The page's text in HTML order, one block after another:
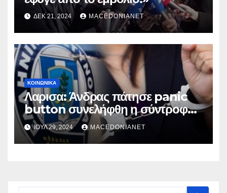
ΔΕΚ 21, 2024 MACEDONIANET
ΚΟΙΝΩΝΙΚΆ
Λαρισα: Άνδρας πάτησε panic
button συνελήφθη η σύντροφός
τουΙΟΎΛ 29, 2024 MACEDONIANET